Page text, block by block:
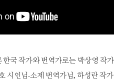
국 작가와 번역가로는 박상영 작가
시인님-소제 번역가님, 하성란 작가